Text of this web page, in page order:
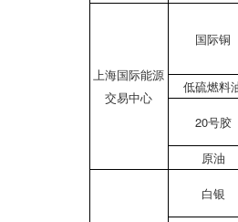
上海国际能源
交易中心
国际铜
低硫燃料
20号胶
原油
白银